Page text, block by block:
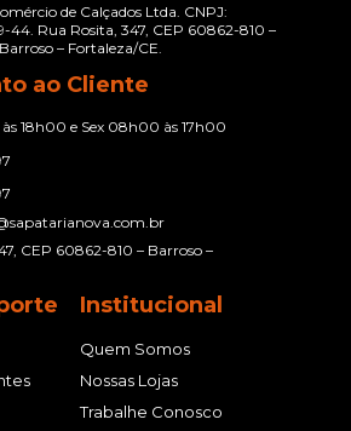
de Calçados Ltda. CNPJ:
44. Rua Rosita, 347, CEP 60862-810 –
Barroso – Fortaleza/CE.
ao Cliente
18h00 e Sex 08h00 às 17h00
CEP 60862-810 – Barroso –
Institucional
Quem Somos
Nossas Lojas
Trabalhe Conosco